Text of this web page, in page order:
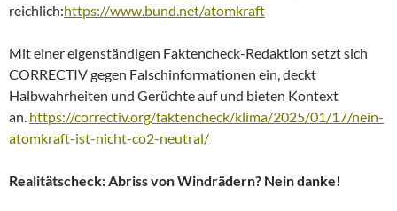
reichlich:https://www.bund.net/atomkraft
Mit einer eigenständigen Faktencheck-Redaktion setzt sich
CORRECTIV gegen Falschinformationen ein, deckt
Halbwahrheiten und Gerüchte auf und bieten Kontext
an. https://correctiv.org/faktencheck/klima/2025/01/17/nein-
atomkraft-ist-nicht-co2-neutral/
Realitätscheck: Abriss von Windrädern? Nein danke!